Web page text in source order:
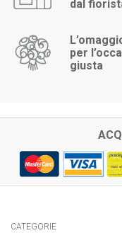
dal
per
giusta
CATEGORIE